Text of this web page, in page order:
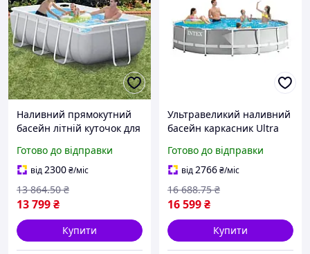
Наливний прямокутний
басейн літній куточок для
300х175х80 см 3539л
насос-фільтр драбина
ігрова зона з водою
Готово до відправки
від2300₴/міс
13 799₴
13 864.50 ₴
Купити
Ультравеликий наливний
басейн каркасник Ultra
мініквапарк для дітей
427х107 см 12706 л 3785
л/год
Готово до відправки
від2766₴/міс
16 599₴
16 688.75 ₴
Купити